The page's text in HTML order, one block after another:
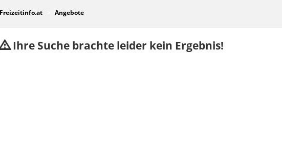
Freizeitinfo.at Angebote
Ihre Suche brachte leider kein Ergebnis!